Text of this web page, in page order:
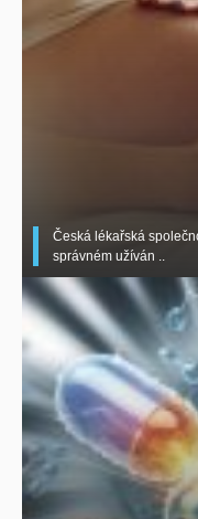
Česká lékařská
správném užíván ..